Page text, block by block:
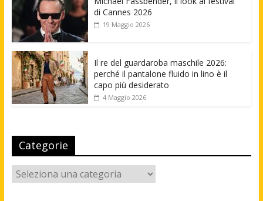
di Cannes 2026
19 Maggio 2026
Il re del guardaroba maschile 2026:
perché il pantalone fluido in lino è il
capo più desiderato
4 Maggio 2026
Categorie
Categorie